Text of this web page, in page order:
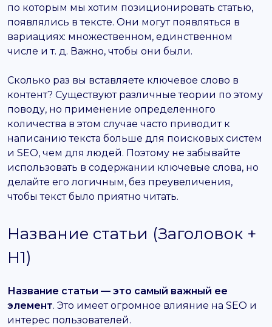
по которым мы хотим позиционировать статью,
появлялись в тексте. Они могут появляться в
вариациях: множественном, единственном
числе и т. д. Важно, чтобы они были.
Сколько раз вы вставляете ключевое слово в
контент? Существуют различные теории по этому
поводу, но применение определенного
количества в этом случае часто приводит к
написанию текста больше для поисковых систем
и SEO, чем для людей. Поэтому не забывайте
использовать в содержании ключевые слова, но
делайте его логичным, без преувеличения,
чтобы текст было приятно читать.
Название статьи (Заголовок +
H1)
Название статьи — это самый важный ее
элемент. Это имеет огромное влияние на SEO и
интерес пользователей.